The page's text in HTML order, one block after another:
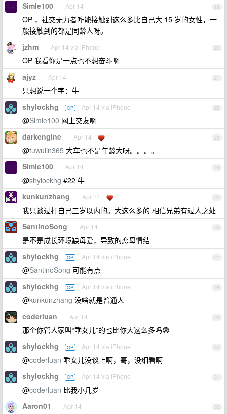
19
Simle100 Apr 14
OP ，社交无力者咋能接触到这么多比自己大 15 岁的女性，一
般接触到的都是同龄人呀。
20
jzhm Apr 14 via iPhone
OP 我看你是一点也不想奋斗啊
21
ajyz Apr 14
只想说一个字：牛
22
shylockhg OP Apr 14 via iPhone
@Simle100 网上交友啊
23
darkengine Apr 14 1
@tuwulin365 大车也不是年龄大呀。。。。
24
Simle100 Apr 14
@shylockhg #22 牛
25
kunkunzhang Apr 14 1
我只谈过打自己三岁以内的。大这么多的 相信兄弟有过人之处
26
SantinoSong Apr 14
是不是成长环境缺母爱，导致的恋母情结
27
shylockhg OP Apr 14 via iPhone
@SantinoSong 可能有点
28
shylockhg OP Apr 14 via iPhone
@kunkunzhang 没啥就是普通人
29
coderluan Apr 14
那个你管人家叫“乖女儿”的也比你大这么多吗😨
30
shylockhg OP Apr 14 via iPhone
@coderluan 乖女儿没谈上啊，哥，没细看啊
31
shylockhg OP Apr 14 via iPhone
@coderluan 比我小几岁
32
Aaron01 Apr 14